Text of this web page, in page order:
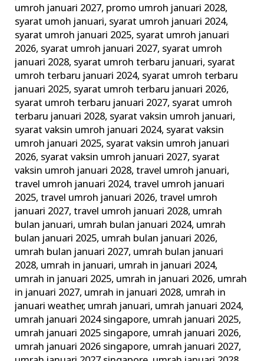
umroh januari 2027, promo umroh januari 2028,
syarat umoh januari, syarat umroh januari 2024,
syarat umroh januari 2025, syarat umroh januari
2026, syarat umroh januari 2027, syarat umroh
januari 2028, syarat umroh terbaru januari, syarat
umroh terbaru januari 2024, syarat umroh terbaru
januari 2025, syarat umroh terbaru januari 2026,
syarat umroh terbaru januari 2027, syarat umroh
terbaru januari 2028, syarat vaksin umroh januari,
syarat vaksin umroh januari 2024, syarat vaksin
umroh januari 2025, syarat vaksin umroh januari
2026, syarat vaksin umroh januari 2027, syarat
vaksin umroh januari 2028,travel umroh januari,
travel umroh januari 2024,travel umroh januari
2025,travel umroh januari 2026,travel umroh
januari 2027,travel umroh januari 2028, umrah
bulan januari, umrah bulan januari 2024, umrah
bulan januari 2025, umrah bulan januari 2026,
umrah bulan januari 2027, umrah bulan januari
2028, umrah in januari, umrah in januari 2024,
umrah in januari 2025, umrah in januari 2026, umrah
in januari 2027, umrah in januari 2028, umrah in
januari weather, umrah januari, umrah januari 2024,
umrah januari 2024 singapore, umrah januari 2025,
umrah januari 2025 singapore, umrah januari 2026,
umrah januari 2026 singapore, umrah januari 2027,